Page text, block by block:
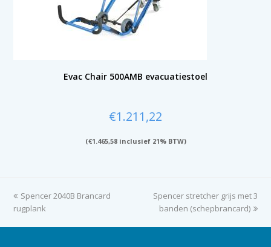
Evac Chair 500AMB evacuatiestoel
€1.211,22
(€1.465,58inclusief 21% BTW)
previous
post:
Spencer 2040B Brancard
rugplank
next
post:
Spencer stretcher grijs met 3
banden (schepbrancard)